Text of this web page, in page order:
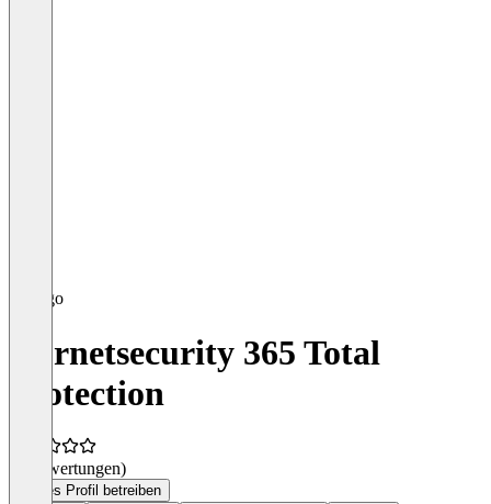
Hornetsecurity 365 Total
Protection
(0 Bewertungen)
Dieses Profil betreiben